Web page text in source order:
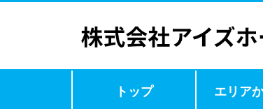
トップ エリア